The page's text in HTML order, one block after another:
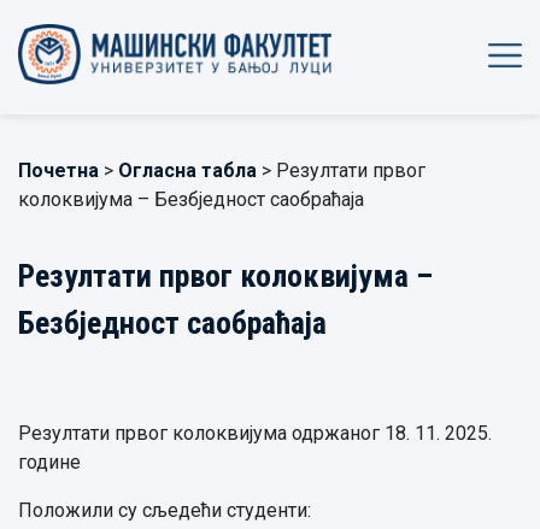
Почетна > Огласна табла > Резултати првог
колоквијума – Безбједност саобраћаја
Резултати првог колоквијума –
Безбједност саобраћаја
Резултати првог колоквијума одржаног 18. 11. 2025.
године
Положили су сљедећи студенти: